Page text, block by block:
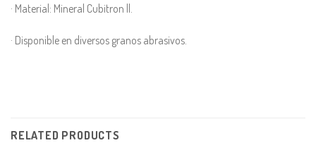
· Material: Mineral Cubitron ll.
· Disponible en diversos granos abrasivos.
RELATED PRODUCTS